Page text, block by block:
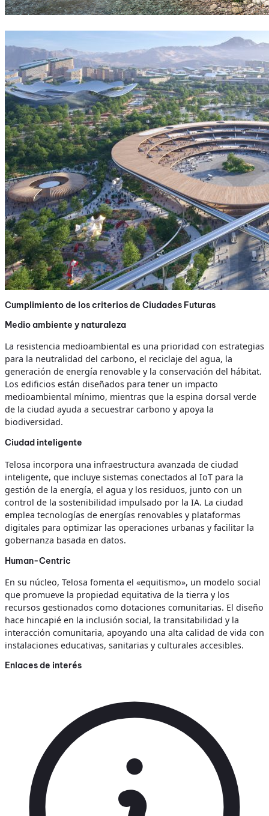
Cumplimiento de los criterios de Ciudades Futuras
Medio ambiente y naturaleza
La resistencia medioambiental es una prioridad con estrategias
para la neutralidad del carbono, el reciclaje del agua, la
generación de energía renovable y la conservación del hábitat.
Los edificios están diseñados para tener un impacto
medioambiental mínimo, mientras que la espina dorsal verde
de la ciudad ayuda a secuestrar carbono y apoya la
biodiversidad.
Ciudad inteligente
Telosa incorpora una infraestructura avanzada de ciudad
inteligente, que incluye sistemas conectados al IoT para la
gestión de la energía, el agua y los residuos, junto con un
control de la sostenibilidad impulsado por la IA. La ciudad
emplea tecnologías de energías renovables y plataformas
digitales para optimizar las operaciones urbanas y facilitar la
gobernanza basada en datos.
Human-Centric
En su núcleo, Telosa fomenta el «equitismo», un modelo social
que promueve la propiedad equitativa de la tierra y los
recursos gestionados como dotaciones comunitarias. El diseño
hace hincapié en la inclusión social, la transitabilidad y la
interacción comunitaria, apoyando una alta calidad de vida con
instalaciones educativas, sanitarias y culturales accesibles.
Enlaces de interés